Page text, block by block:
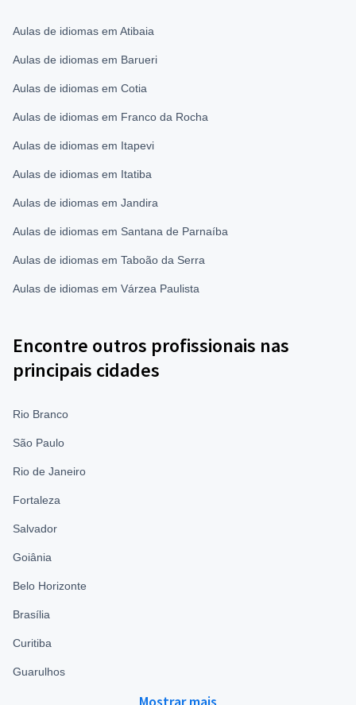
Aulas de idiomas em Atibaia
Aulas de idiomas em Barueri
Aulas de idiomas em Cotia
Aulas de idiomas em Franco da Rocha
Aulas de idiomas em Itapevi
Aulas de idiomas em Itatiba
Aulas de idiomas em Jandira
Aulas de idiomas em Santana de Parnaíba
Aulas de idiomas em Taboão da Serra
Aulas de idiomas em Várzea Paulista
Encontre outros profissionais nas
principais cidades
Rio Branco
São Paulo
Rio de Janeiro
Fortaleza
Salvador
Goiânia
Belo Horizonte
Brasília
Curitiba
Guarulhos